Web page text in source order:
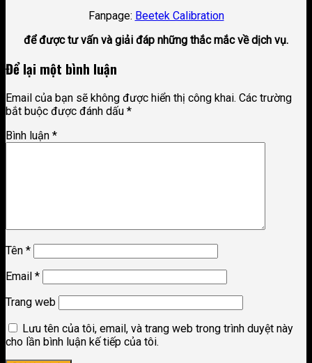
Fanpage: Beetek Calibration
để được tư vấn và giải đáp những thắc mắc về dịch vụ.
Để lại một bình luận
Email của bạn sẽ không được hiển thị công khai. Các trường
bắt buộc được đánh dấu *
Bình luận *
Tên *
Email *
Trang web
Lưu tên của tôi, email, và trang web trong trình duyệt này
cho lần bình luận kế tiếp của tôi.